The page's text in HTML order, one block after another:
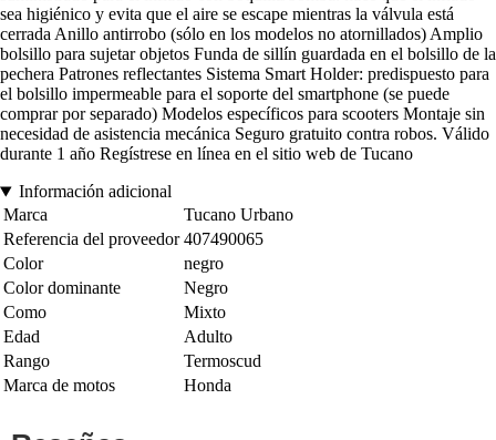
sea higiénico y evita que el aire se escape mientras la válvula está
cerrada Anillo antirrobo (sólo en los modelos no atornillados) Amplio
bolsillo para sujetar objetos Funda de sillín guardada en el bolsillo de la
pechera Patrones reflectantes Sistema Smart Holder: predispuesto para
el bolsillo impermeable para el soporte del smartphone (se puede
comprar por separado) Modelos específicos para scooters Montaje sin
necesidad de asistencia mecánica Seguro gratuito contra robos. Válido
durante 1 año Regístrese en línea en el sitio web de Tucano
Información adicional
Marca
Tucano Urbano
Referencia del proveedor 407490065
Color
negro
Color dominante
Negro
Como
Mixto
Edad
Adulto
Rango
Termoscud
Marca de motos
Honda